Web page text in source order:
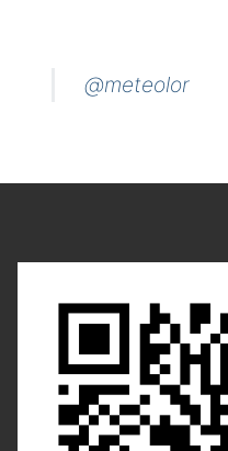
@meteolor